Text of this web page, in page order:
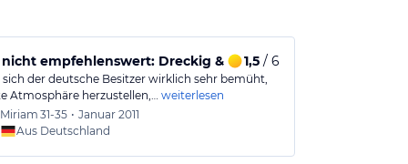
nicht empfehlenswert: Dreckig & teuer!
1,5/ 6
der deutsche Besitzer wirklich sehr bemüht,
Atmosphäre herzustellen,…
weiterlesen
Miriam 31-35 • Januar 2011
Aus Deutschland